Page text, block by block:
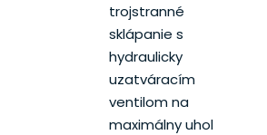
trojstranné
sklápanie s
hydraulicky
uzatváracím
ventilom na
maximálny uhol